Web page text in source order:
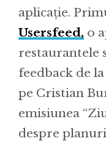
aplicație.
Usersfeed, o
restaurantele
feedback de
pe Cristian
emisiunea
despre